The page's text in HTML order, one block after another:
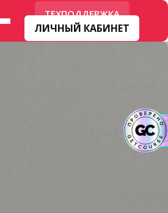
ТЕХПОДДЕРЖКА
ЛИЧНЫЙ КАБИНЕТ